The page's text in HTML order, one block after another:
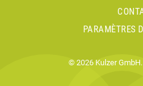
PARAMÈTRES
© 2026 Kulzer